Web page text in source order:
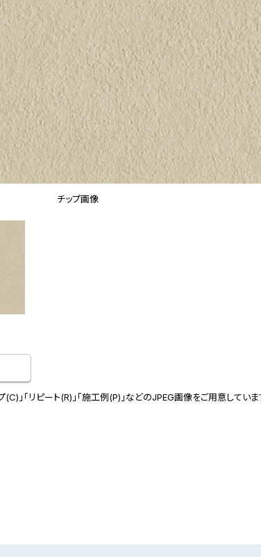
チップ画像
」「リピート(R)」「施工例(P)」などのJPEG画像をご用意していま